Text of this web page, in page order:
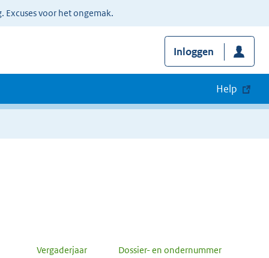
voor het ongemak.
Inloggen
Help
Vergaderjaar Dossier- en ondernummer